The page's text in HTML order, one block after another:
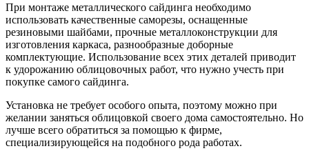
При монтаже металлического сайдинга необходимо
использовать качественные саморезы, оснащенные
резиновыми шайбами, прочные металлоконструкции для
изготовления каркаса, разнообразные доборные
комплектующие. Использование всех этих деталей приводит
к удорожанию облицовочных работ, что нужно учесть при
покупке самого сайдинга.
Установка не требует особого опыта, поэтому можно при
желании заняться облицовкой своего дома самостоятельно. Но
лучше всего обратиться за помощью к фирме,
специализирующейся на подобного рода работах.